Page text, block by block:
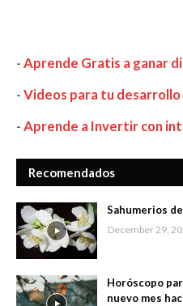
-Aprende Gratis a ganar
-Videos para tu
-Aprende a Invertir con
Recomendados
Sahumerios
December 29,
Horóscopo
nuevo mes